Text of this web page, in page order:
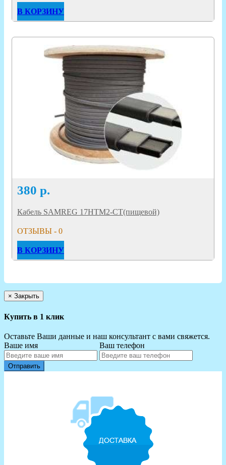
В КОРЗИНУ
380 р.
Кабель SAMREG 17HTM2-CT(пищевой)
ОТЗЫВЫ - 0
В КОРЗИНУ
× Закрыть
Купить в 1 клик
Оставьте Ваши данные и наш консультант с вами свяжется.
Ваше имя
Ваш телефон
Отправить